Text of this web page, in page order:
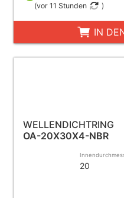
(vor 11 Stunden )
IN
WELLENDICHTRING
OA-20X30X4-NBR
20